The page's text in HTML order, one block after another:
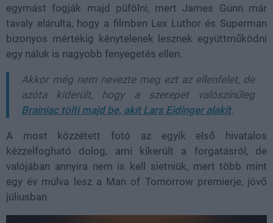
egymást fogják majd püfölni, mert James Gunn már
tavaly elárulta, hogy a filmben Lex Luthor és Superman
bizonyos mértékig kénytelenek lesznek együttműködni
egy náluk is nagyobb fenyegetés ellen.
Akkor még nem nevezte meg ezt az ellenfelet, de
azóta kiderült, hogy a szerepet valószínűleg
Brainiactölti majd be, akit Lars Eidinger alakít.
A most közzétett fotó az egyik első hivatalos
kézzelfogható dolog, ami kikerült a forgatásról, de
valójában annyira nem is kell sietniük, mert több mint
egy év múlva lesz a Man of Tomorrow premierje, jövő
júliusban.